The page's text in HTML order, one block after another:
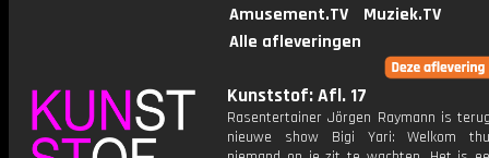
Amusement.TV
Muziek.TV
Alle afleveringen
Kunststof: Afl. 17
Rasentertainer Jörgen Raymann is
nieuwe show Bigi Yari: Welkom